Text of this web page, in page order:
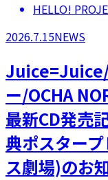
HELLO!
2026.7.15NEWS
Juice=Juice/
ー/OCHA
最新CD発売
典ポスター
ス劇場)のお